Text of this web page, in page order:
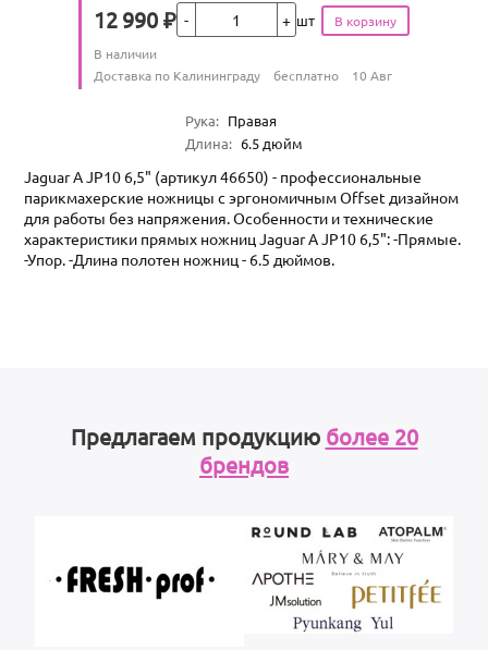
Цена
12 990 ₽ шт
Количество
В наличии
Условия доставки
Доставка по Калининграду бесплатно 10 Авг
Характеристики
Рука: Правая
Длина: 6.5 дюйм
Jaguar A JP10 6,5" (артикул 46650) - профессиональные
парикмахерские ножницы с эргономичным Offset дизайном
для работы без напряжения. Особенности и технические
характеристики прямых ножниц Jaguar A JP10 6,5": -Прямые.
-Упор. -Длина полотен ножниц - 6.5 дюймов.
Предлагаем продукцию более 20
брендов